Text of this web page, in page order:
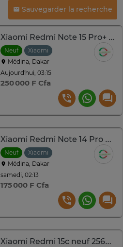
Sauvegarder la recherche
Xiaomi Redmi Note 15 Pro+ 5G – 12Go RAM 512Go – Charge 100W
Neuf
Xiaomi
Médina, Dakar
Aujourd'hui, 03:15
250 000 F Cfa
Xiaomi Redmi Note 14 Pro Plus 5G –256 Go RAM – 12 Go
Neuf
Xiaomi
Médina, Dakar
samedi, 02:13
175 000 F Cfa
Xiaomi Redmi 15c neuf 256go ram 8go